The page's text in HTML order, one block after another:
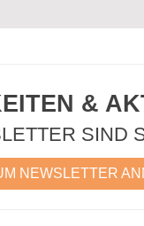
&
SIND
NEWSLETTER